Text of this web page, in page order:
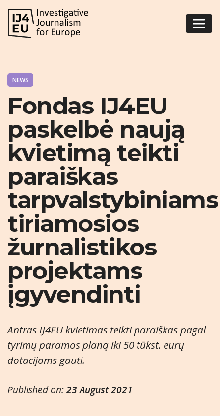
NEWS
Fondas IJ4EU
paskelbė naują
kvietimą teikti
paraiškas
tarpvalstybiniams
tiriamosios
žurnalistikos
projektams
įgyvendinti
Antras IJ4EU kvietimas teikti paraiškas pagal
tyrimų paramos planą iki 50 tūkst. eurų
dotacijoms gauti.
Published on:23 August 2021